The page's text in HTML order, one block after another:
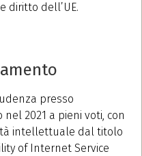
diritto dell’UE.
presso
nel 2021 a pieni voti, con
intellettuale dal titolo
of Internet Service